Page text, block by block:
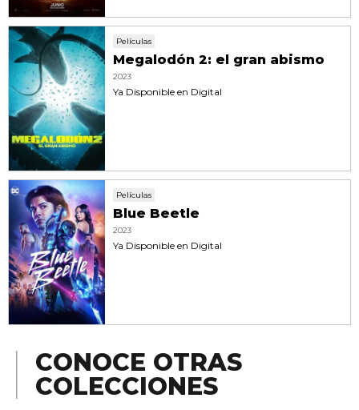
Películas
Megalodón 2: el gran abismo
2023
Ya Disponible en Digital
Películas
Blue Beetle
2023
Ya Disponible en Digital
CONOCE OTRAS
COLECCIONES